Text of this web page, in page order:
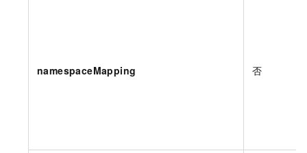
namespaceMapping 否